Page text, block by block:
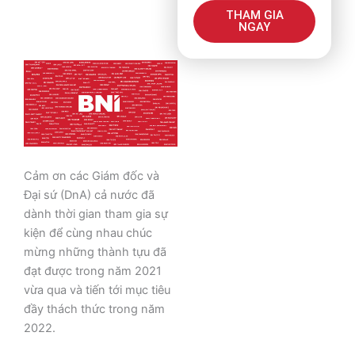
Cảm ơn các Giám đốc và
Đại sứ (DnA) cả nước đã
dành thời gian tham gia sự
kiện để cùng nhau chúc
mừng những thành tựu đã
đạt được trong năm 2021
vừa qua và tiến tới mục tiêu
đầy thách thức trong năm
2022.
THAM GIA
NGAY